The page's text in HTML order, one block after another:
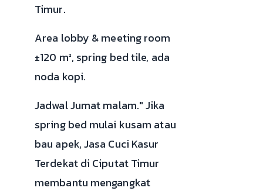
Timur.
Area lobby & meeting room
±120 m², spring bed tile, ada
noda kopi.
Jadwal Jumat malam." Jika
spring bed mulai kusam atau
bau apek, Jasa Cuci Kasur
Terdekat di Ciputat Timur
membantu mengangkat